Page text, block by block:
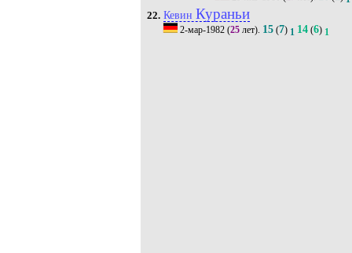
22. Кевин Кураньи
2-мар-1982(25лет). 15(7) 1 14(6) 1